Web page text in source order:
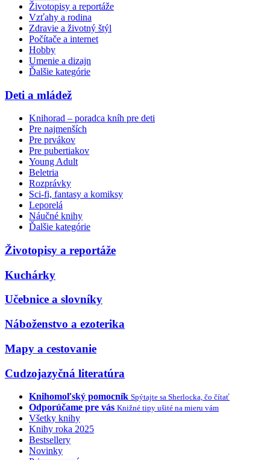
Životopisy a reportáže
Vzťahy a rodina
Zdravie a životný štýl
Počítače a internet
Hobby
Umenie a dizajn
Ďalšie kategórie
Deti a mládež
Knihorad – poradca kníh pre deti
Pre najmenších
Pre prvákov
Pre pubertiakov
Young Adult
Beletria
Rozprávky
Sci-fi, fantasy a komiksy
Leporelá
Náučné knihy
Ďalšie kategórie
Životopisy a reportáže
Kuchárky
Učebnice a slovníky
Náboženstvo a ezoterika
Mapy a cestovanie
Cudzojazyčná literatúra
Knihomoľský pomocník Spýtajte sa Sherlocka, čo čítať
Odporúčame pre vás Knižné tipy ušité na mieru vám
Všetky knihy
Knihy roka 2025
Bestsellery
Novinky